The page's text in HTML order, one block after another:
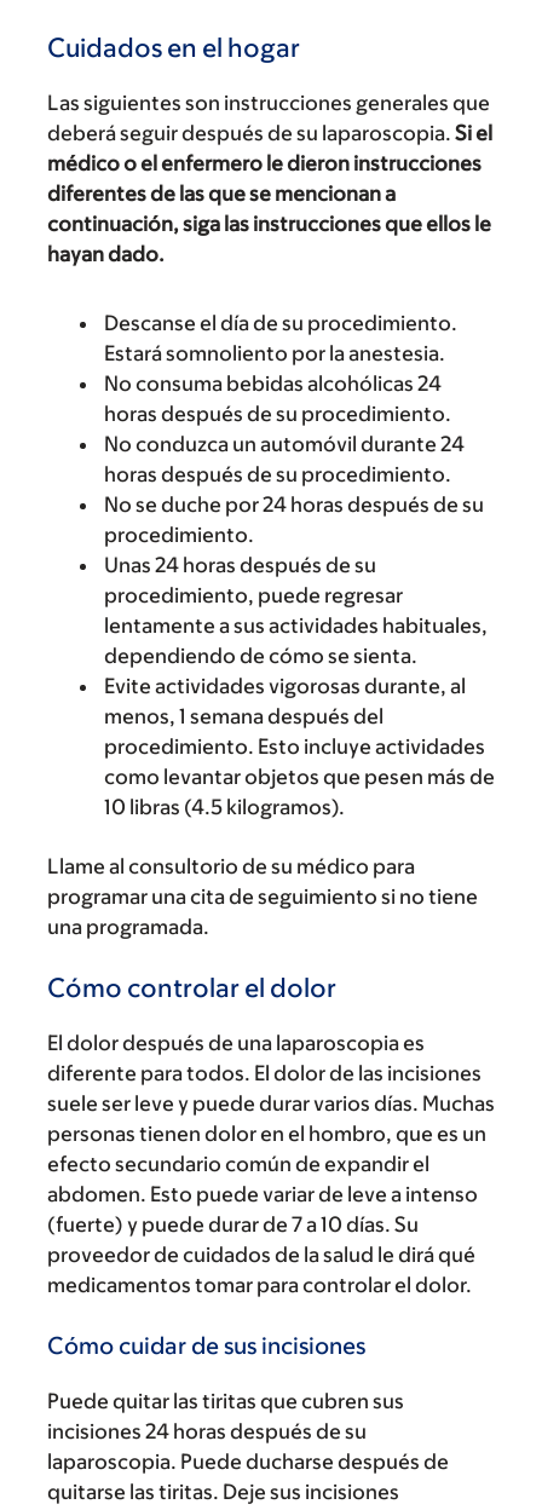
Cuidados en el hogar
Las siguientes son instrucciones generales que
deberá seguir después de su laparoscopia. Si el
médico o el enfermero le dieron instrucciones
diferentes de las que se mencionan a
continuación, siga las instrucciones que ellos le
hayan dado.
Descanse el día de su procedimiento.
Estará somnoliento por la anestesia.
No consuma bebidas alcohólicas 24
horas después de su procedimiento.
No conduzca un automóvil durante 24
horas después de su procedimiento.
No se duche por 24 horas después de su
procedimiento.
Unas 24 horas después de su
procedimiento, puede regresar
lentamente a sus actividades habituales,
dependiendo de cómo se sienta.
Evite actividades vigorosas durante, al
menos, 1 semana después del
procedimiento. Esto incluye actividades
como levantar objetos que pesen más de
10 libras (4.5 kilogramos).
Llame al consultorio de su médico para
programar una cita de seguimiento si no tiene
una programada.
Cómo controlar el dolor
El dolor después de una laparoscopia es
diferente para todos. El dolor de las incisiones
suele ser leve y puede durar varios días. Muchas
personas tienen dolor en el hombro, que es un
efecto secundario común de expandir el
abdomen. Esto puede variar de leve a intenso
(fuerte) y puede durar de 7 a 10 días. Su
proveedor de cuidados de la salud le dirá qué
medicamentos tomar para controlar el dolor.
Cómo cuidar de sus incisiones
Puede quitar las tiritas que cubren sus
incisiones 24 horas después de su
laparoscopia. Puede ducharse después de
quitarse las tiritas. Deje sus incisiones